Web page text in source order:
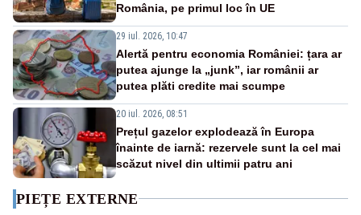
România, pe primul loc în UE
29 iul. 2026, 10:47
Alertă pentru economia României: țara ar
putea ajunge la „junk”, iar românii ar
putea plăti credite mai scumpe
20 iul. 2026, 08:51
Prețul gazelor explodează în Europa
înainte de iarnă: rezervele sunt la cel mai
scăzut nivel din ultimii patru ani
PIEȚE EXTERNE